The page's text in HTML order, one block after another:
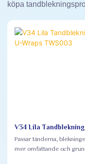
köpa
V34 Lila
Wraps TWS003
Passar tänderna,
mer omfattande och